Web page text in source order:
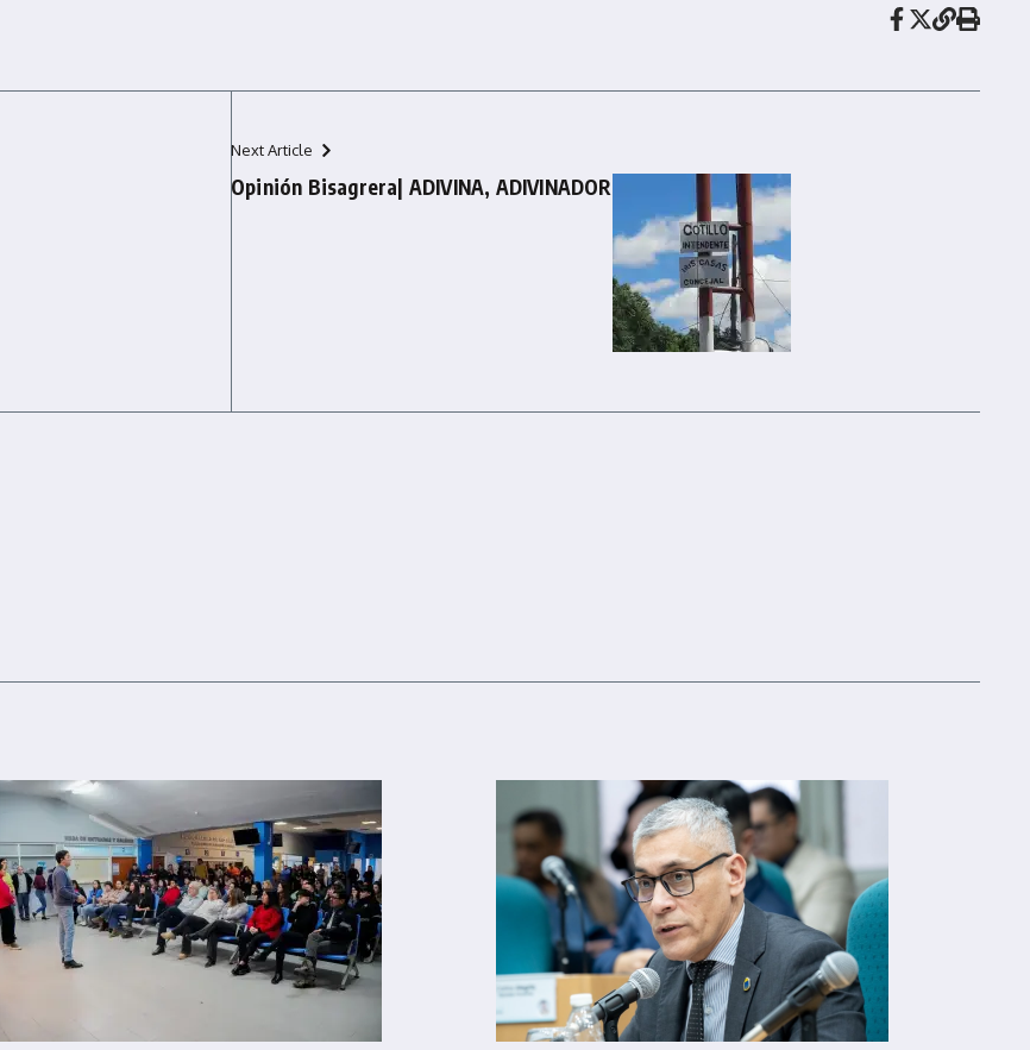
Next Article
Opinión Bisagrera| ADIVINA, ADIVINADOR